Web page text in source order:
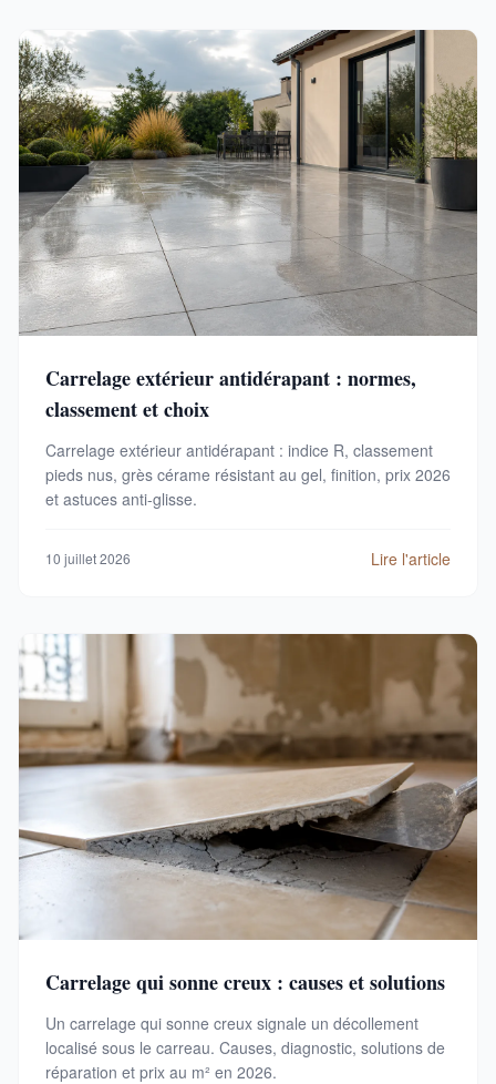
Carrelage extérieur antidérapant : normes,
classement et choix
Carrelage extérieur antidérapant : indice R, classement
pieds nus, grès cérame résistant au gel, finition, prix 2026
et astuces anti-glisse.
10 juillet 2026 Lire l'article
Carrelage qui sonne creux : causes et solutions
Un carrelage qui sonne creux signale un décollement
localisé sous le carreau. Causes, diagnostic, solutions de
réparation et prix au m² en 2026.